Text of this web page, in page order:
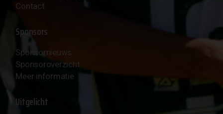
Contact
Sponsors
Sponsornieuws
Sponsoroverzicht
Meer informatie
Uitgelicht